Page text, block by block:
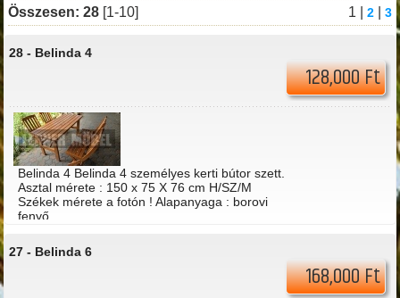
Összesen: 28 [1-10] 1 | 2| 3
28 - Belinda 4
128,000 Ft
Belinda 4 Belinda 4 személyes kerti bútor szett.
Asztal mérete : 150 x 75 X 76 cm H/SZ/M
Székek mérete a fotón ! Alapanyaga : borovi
fenyő
27 - Belinda 6
168,000 Ft